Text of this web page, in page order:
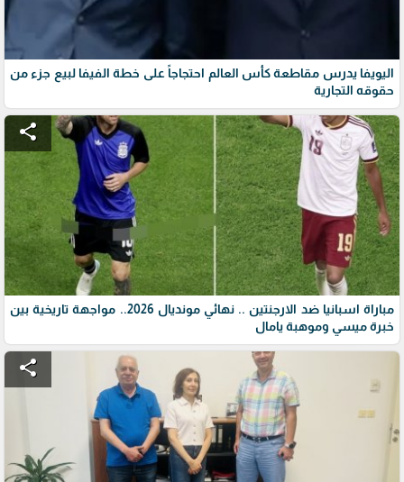
اليويفا يدرس مقاطعة كأس العالم احتجاجاً على خطة الفيفا لبيع جزء من
حقوقه التجارية
share
مباراة اسبانيا ضد الارجنتين .. نهائي مونديال 2026.. مواجهة تاريخية بين
خبرة ميسي وموهبة يامال
share